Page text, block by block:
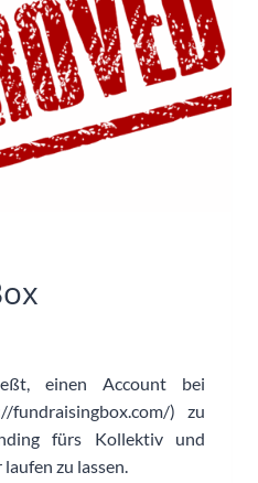
einen Account bei
fundraisingbox.com/) zu
fürs Kollektiv und
zu lassen.